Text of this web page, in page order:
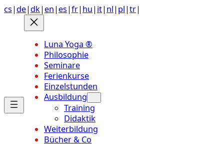
Anchor
Zum
Inhalt
springen
cs|de|dk| en| es|fr| hu| it| nl| pl|tr|
Luna Yoga ®
Philosophie
Seminare
Ferienkurse
Einzelstunden
Ausbildung
Training
Didaktik
Weiterbildung
Bücher & Co